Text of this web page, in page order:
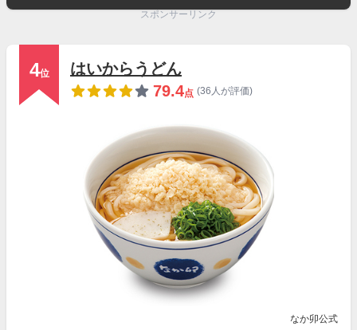
スポンサーリンク
4位
はいからうどん
79.4点 (36人が評価)
なか卯公式